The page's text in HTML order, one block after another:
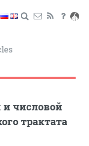
числовой
трактата